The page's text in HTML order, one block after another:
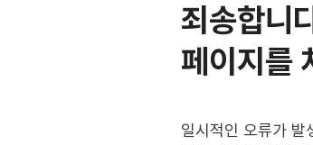
죄송합니
페이지를
일시적인 오류가 발